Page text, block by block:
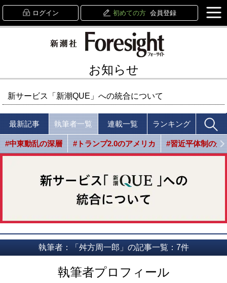
ログイン 初めての方 会員登録
お知らせ
新サービス「新潮QUE」への統合について
最新記事 執筆者一覧 連載一覧 ランキング
#中東動乱の深層 #トランプ2.0のアメリカ #習近平体制の光
執筆者：「舛方周一郎」の記事一覧：7件
執筆者プロフィール